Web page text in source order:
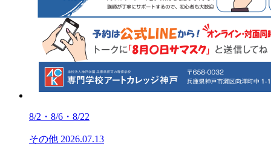
8/2・8/6・8/22
その他 2026.07.13